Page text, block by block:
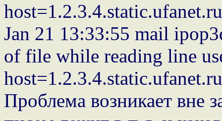
Jan 21 13:33:55 mail
of file while reading line
Проблема возникает вне